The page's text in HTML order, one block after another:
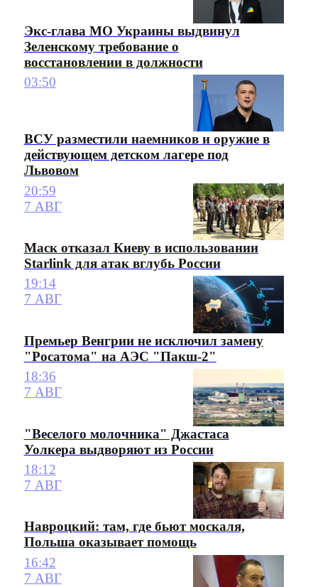
Экс-глава МО Украины выдвинул
Зеленскому требование о
восстановлении в должности
03:50
ВСУ разместили наемников и оружие в
действующем детском лагере под
Львовом
20:59
7 АВГ
Маск отказал Киеву в использовании
Starlink для атак вглубь России
19:14
7 АВГ
Премьер Венгрии не исключил замену
"Росатома" на АЭС "Пакш-2"
18:36
7 АВГ
"Веселого молочника" Джастаса
Уолкера выдворяют из России
18:12
7 АВГ
Навроцкий: там, где бьют москаля,
Польша оказывает помощь
16:42
7 АВГ